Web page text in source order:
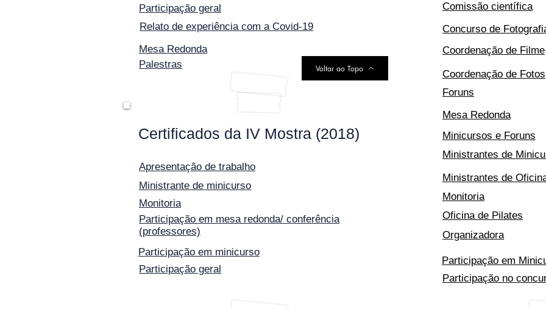
Participação geral
Relato de experiência com a Covid-19
Mesa Redonda
Palestras
Voltar ao Topo
Certificados da IV Mostra (2018)
Apresentação de trabalho
Ministrante de minicurso
Monitoria
Participação em mesa redonda/ conferência
(professores)
Participação em minicurso
Participação geral
Comissão científica
Concurso de
Coordenação de Filme
Coordenação de Fotos
Foruns
Mesa Redonda
Minicursos e Foruns
Ministrantes de
Ministrantes de
Monitoria
Oficina de Pilates
Organizadora
Participação em
Participação no